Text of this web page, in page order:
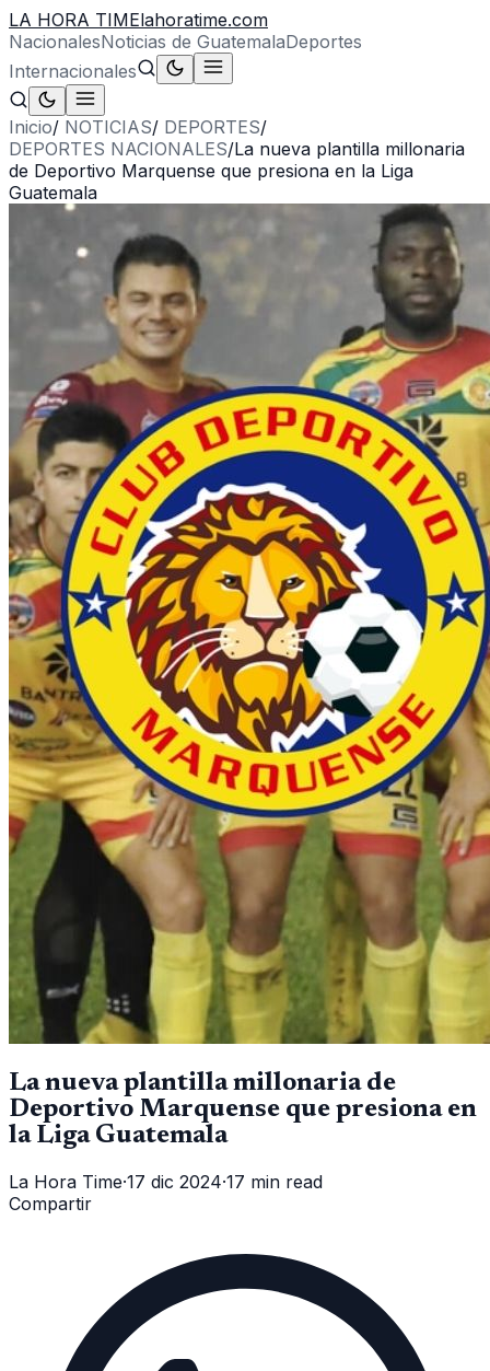
LA HORA TIMElahoratime.com
NacionalesNoticias de GuatemalaDeportes
Internacionales
Inicio/ NOTICIAS/ DEPORTES/
DEPORTES NACIONALES/La nueva plantilla millonaria
de Deportivo Marquense que presiona en la Liga
Guatemala
La nueva plantilla millonaria de
Deportivo Marquense que presiona en
la Liga Guatemala
La Hora Time·17 dic 2024·17 min read
Compartir